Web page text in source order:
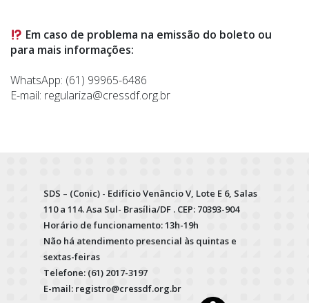
Em caso de problema na emissão do boleto ou
para mais informações:
WhatsApp: (61) 99965-6486
E-mail: regulariza@cressdf.org.br
SDS – (Conic) - Edifício Venâncio V, Lote E 6, Salas
110 a 114. Asa Sul- Brasília/DF . CEP: 70393-904
Horário de funcionamento: 13h-19h
Não há atendimento presencial às quintas e
sextas-feiras
Telefone: (61) 2017-3197
E-mail: registro@cressdf.org.br